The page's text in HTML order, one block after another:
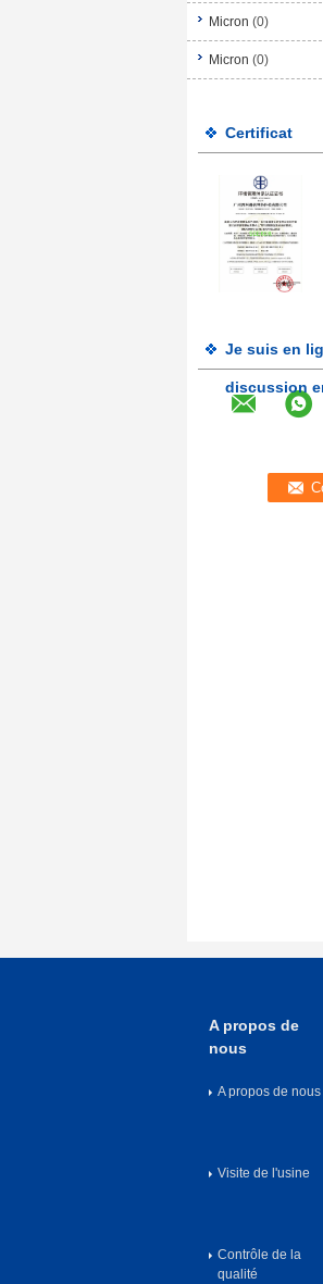
Micron (0)
Micron (0)
Certificat
Je suis en
discussion
A propos de
nous
A propos de nous
Visite de l'usine
Contrôle de la
qualité